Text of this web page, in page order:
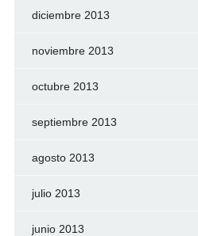
diciembre 2013
noviembre 2013
octubre 2013
septiembre 2013
agosto 2013
julio 2013
junio 2013